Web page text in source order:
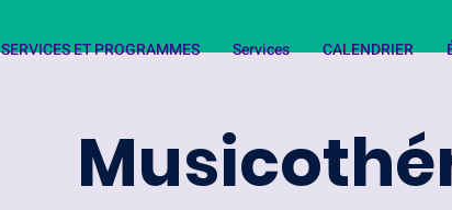
SERVICES ET PROGRAMMES Services CALENDRIER